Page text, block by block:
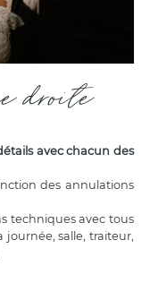
droite
avec chacun des
des annulations
techniques avec tous
salle, traiteur,